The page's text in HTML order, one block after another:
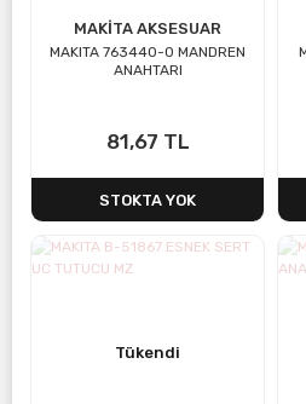
MAKİTA AKSESUAR
MAKITA 763440-0 MANDREN
ANAHTARI
81,67 TL
STOKTA YOK
Tükendi